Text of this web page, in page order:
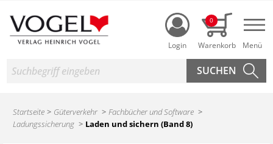
Login
0
Suche
Startseite Güterverkehr
Fachbücher und Software
Ladungssicherung
Laden und sichern (Band 8)